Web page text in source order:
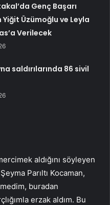
Genç Başarı
Üzümoğlu ve Leyla
Verilecek
saldırılarında 86 sivil
aldığını söyleyen
Parıltı Kocaman,
buradan
erzak aldım. Bu